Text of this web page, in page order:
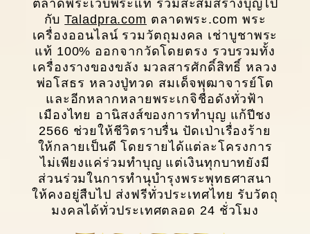
ตลาดพระเว็บพระแท้ ร่วมสะสมสร้างบุญไป
กับTaladpra.com ตลาดพระ.com พระ
เครื่องออนไลน์ รวมวัตถุมงคล เช่าบูชาพระ
แท้ 100% ออกจากวัดโดยตรง รวบรวมทั้ง
เครื่องรางของขลัง มวลสารศักดิ์สิทธิ์ หลวง
พ่อโสธร หลวงปู่ทวด สมเด็จพุฒาจารย์โต
และอีกหลากหลายพระเกจิชื่อดังทั่วฟ้า
เมืองไทย อานิสงส์ของการทำบุญ แก้ปีชง
2566 ช่วยให้ชีวิตราบรื่น ปัดเป่าเรื่องร้าย
ให้กลายเป็นดี โดยรายได้แต่ละโครงการ
ไม่เพียงแค่ร่วมทำบุญ แต่เงินทุกบาทยังมี
ส่วนร่วมในการทํานุบํารุงพระพุทธศาสนา
ให้คงอยู่สืบไป ส่งฟรีทั่วประเทศไทย รับวัตถุ
มงคลได้ทั่วประเทศตลอด 24 ชั่วโมง